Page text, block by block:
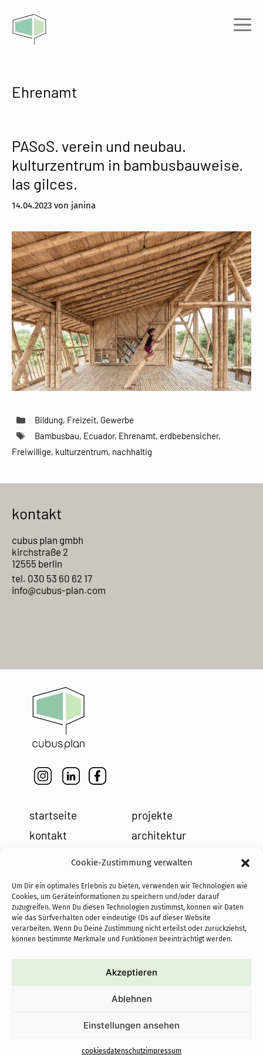
Cookie-Zustimmung verwalten
Um Dir ein optimales Erlebnis zu bieten, verwenden wir Technologien wie
Cookies, um Geräteinformationen zu speichern und/oder darauf
zuzugreifen. Wenn Du diesen Technologien zustimmst, können wir Daten
wie das Surfverhalten oder eindeutige IDs auf dieser Website
verarbeiten. Wenn Du Deine Zustimmung nicht erteilst oder zurückziehst,
können bestimmte Merkmale und Funktionen beeinträchtigt werden.
Akzeptieren
Ablehnen
Einstellungen ansehen
cookiesdatenschutzimpressum
Inhalt
springen
Ehrenamt
PASoS. verein und neubau.
kulturzentrum in bambusbauweise.
las gilces.
14.04.2023 von janina
Kategorien
Bildung, Freizeit, Gewerbe
Schlagwörter
Bambusbau, Ecuador, Ehrenamt, erdbebensicher,
Freiwillige, kulturzentrum, nachhaltig
kontakt
cubus plan gmbh
kirchstraße 2
12555 berlin
tel. 030 53 60 62 17
info@cubus-plan.com
startseite
projekte
kontakt
architektur
leistungen
cookies
team
news
proyectos autoconstruidos